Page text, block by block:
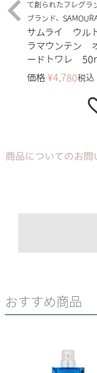
て創られたフレグラ
ブランド、
サムライ ウル
ラマウンテン
ードトワレ
価格 ¥4,780税込
商品についてのお問
おすすめ商品